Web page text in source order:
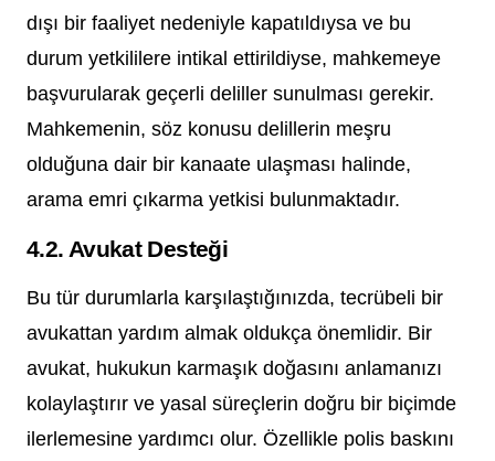
dışı bir faaliyet nedeniyle kapatıldıysa ve bu
durum yetkililere intikal ettirildiyse, mahkemeye
başvurularak geçerli deliller sunulması gerekir.
Mahkemenin, söz konusu delillerin meşru
olduğuna dair bir kanaate ulaşması halinde,
arama emri çıkarma yetkisi bulunmaktadır.
4.2. Avukat Desteği
Bu tür durumlarla karşılaştığınızda, tecrübeli bir
avukattan yardım almak oldukça önemlidir. Bir
avukat, hukukun karmaşık doğasını anlamanızı
kolaylaştırır ve yasal süreçlerin doğru bir biçimde
ilerlemesine yardımcı olur. Özellikle polis baskını